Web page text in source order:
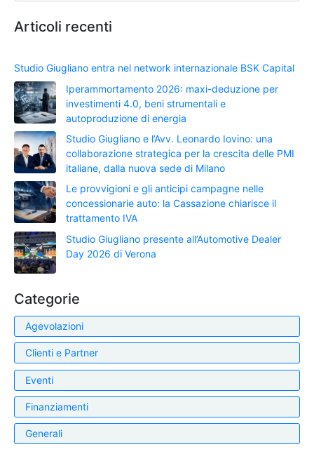
Articoli recenti
Studio Giugliano entra nel network internazionale BSK Capital
Iperammortamento 2026: maxi-deduzione per
investimenti 4.0, beni strumentali e
autoproduzione di energia
Studio Giugliano e l’Avv. Leonardo Iovino: una
collaborazione strategica per la crescita delle PMI
italiane, dalla nuova sede di Milano
Le provvigioni e gli anticipi campagne nelle
concessionarie auto: la Cassazione chiarisce il
trattamento IVA
Studio Giugliano presente all’Automotive Dealer
Day 2026 di Verona
Categorie
Agevolazioni
Clienti e Partner
Eventi
Finanziamenti
Generali